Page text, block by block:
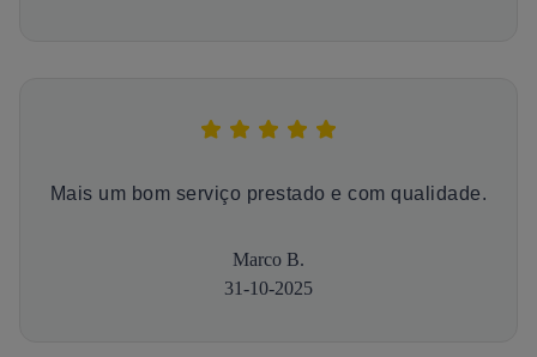
Mais um bom serviço prestado e com qualidade.
Marco B.
31-10-2025